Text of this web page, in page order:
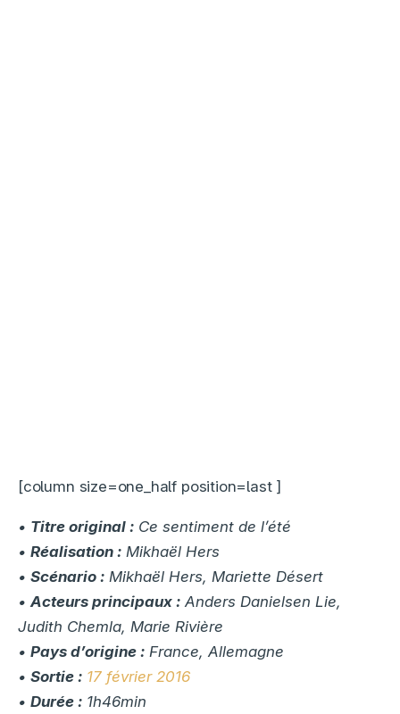
[column size=one_half position=last ]
• Titre original : Ce sentiment de l’été
• Réalisation : Mikhaël Hers
• Scénario : Mikhaël Hers, Mariette Désert
•Acteurs principaux : Anders Danielsen Lie,
Judith Chemla, Marie Rivière
• Pays d’origine : France, Allemagne
• Sortie : 17 février 2016
• Durée : 1h46min